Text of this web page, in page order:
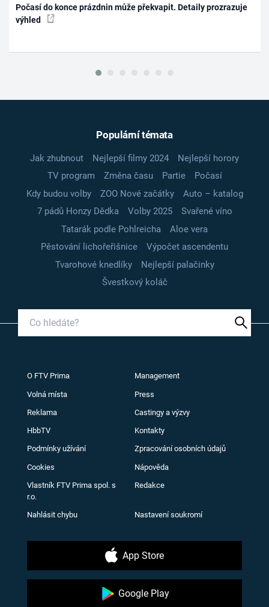
Počasí do konce prázdnin může překvapit. Detaily prozrazuje
výhled
Populární témata
Jak zhubnout Nejlepší filmy 2024
Nejlepší horory
TV program
Změna času Partie
Počasí
Kdy budou volby
ZOO Nové začátky
Auto – katalog
7 pádů Honzy Dědka
Volby 2025
Svařené víno
Tatarák podle Pohlreicha
Aloe vera
Pěstování lichořeřišnice
Výpočet ascendentu
Tvarohové knedlíky
Nejlepší palačinky
Švestkový koláč
O FTV Prima Management
Volná místa Press
Reklama Castingy a výzvy
HbbTV Kontakty
Podmínky užívání Zpracování osobních údajů
Cookies Nápověda
Vlastník FTV Prima spol. s
r.o.
Redakce
Nahlásit chybu Nastavení soukromí
App Store
Google Play